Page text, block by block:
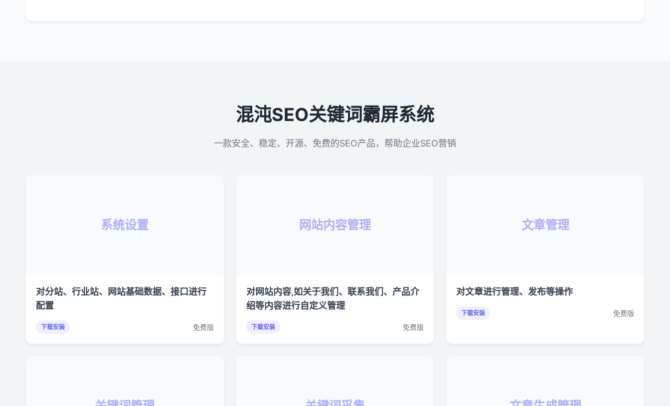
混沌SEO关键词霸屏系统
一款安全、稳定、开源、免费的SEO产品，帮助企业SEO营销
系统设置
对分站、行业站、网站基础数据、接口进行
配置
下载安装 免费版
网站内容管理
对网站内容,如关于我们、联系我们、产品介
绍等内容进行自定义管理
下载安装 免费版
文章管理
对文章进行管理、发布等操作
下载安装 免费版